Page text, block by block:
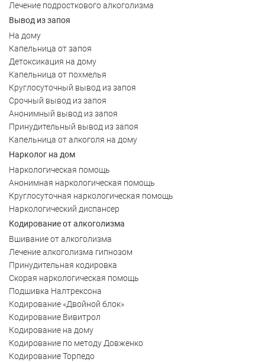
Лечение подросткового алкоголизма
Вывод из запоя
На дому
Капельница от запоя
Детоксикация на дому
Капельница от похмелья
Круглосуточный вывод из запоя
Срочный вывод из запоя
Анонимный вывод из запоя
Принудительный вывод из запоя
Капельница от алкоголя на дому
Нарколог на дом
Наркологическая помощь
Анонимная наркологическая помощь
Круглосуточная наркологическая помощь
Наркологический диспансер
Кодирование от алкоголизма
Вшивание от алкоголизма
Лечение алкоголизма гипнозом
Принудительная кодировка
Скорая наркологическая помощь
Подшивка Налтрексона
Кодирование «Двойной блок»
Кодирование Вивитрол
Кодирование на дому
Кодирование по методу Довженко
Кодирование Торпедо